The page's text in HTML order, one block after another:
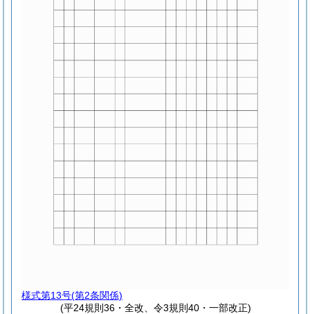
様式第13号(第2条関係)
(平24規則36・全改、令3規則40・一部改正)